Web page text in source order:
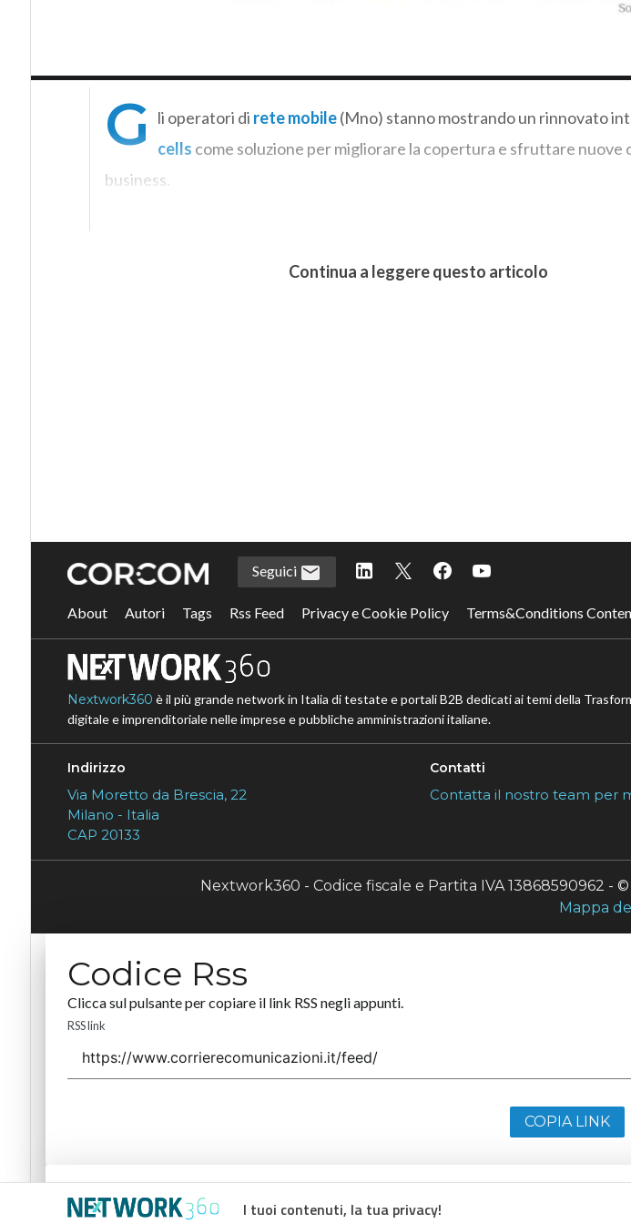
G li operatori di rete mobile(Mno) stanno mostrando un rinnovato
cells come soluzione per migliorare la copertura e sfruttare nuove
business.
Continua a leggere questo articolo
I tuoi contenuti, la tua privacy!
Seguici
About Autori Tags Rss Feed Privacy e Cookie Policy Terms&Conditions
Nextwork360 è il più grande network in Italia di testate e portali B2B dedicati ai temi della
digitale e imprenditoriale nelle imprese e pubbliche amministrazioni italiane.
Indirizzo
Via Moretto da Brescia, 22
Milano - Italia
CAP 20133
Contatti
Contatta il nostro team per
Nextwork360 - Codice fiscale e Partita IVA 13868590962 -
Mappa
Codice Rss
Clicca sul pulsante per copiare il link RSS negli appunti.
RSS link
COPIA LINK
Codice Rss